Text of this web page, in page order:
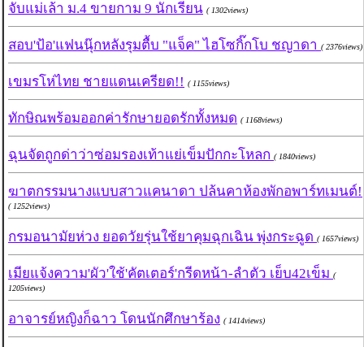
จับแม่เล้า ม.4 ขายกาม 9 นักเรียน ( 1302views)
สอบ'ป้อ'แฟนนุ๊กหลังรุมตื้บ "แจ็ค" ไฮโซกิ๊กโบ ชญาดา ( 2376views)
เขมรโห่ไทย ชายแดนเครียด!! ( 1155views)
ทักษิณพร้อมออกค่ารักษายอดรักทั้งหมด ( 1168views)
ฉุนจัดถูกด่าว่าซ่อมรองเท้าแย่เข็มปักกะโหลก ( 1840views)
ฆาตกรรมนางแบบสาวแคนาดา ปล้นคาห้องพักอพาร์ทเมนต์!
( 1252views)
กรมอนามัยห่วง ยอดวัยรุ่นใช้ยาคุมฉุกเฉิน พุ่งกระฉูด ( 1657views)
เมียแจ้งความ'ผัว'ใช้'คัตเตอร์'กรีดหน้า-ลำตัว เย็บ42เข็ม (
1205views)
อาจารย์หญิงก็ฉาว โดนนักศึกษาร้อง ( 1414views)